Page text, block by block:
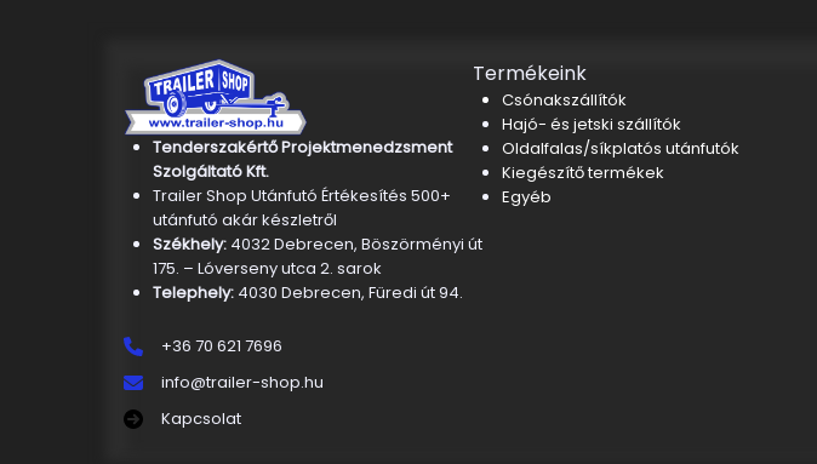
Tenderszakértő Projektmenedzsment
Szolgáltató Kft.
Trailer Shop Utánfutó Értékesítés 500+
utánfutó akár készletről
Székhely: 4032 Debrecen, Böszörményi út
175. – Lóverseny utca 2. sarok
Telephely: 4030 Debrecen, Füredi út 94.
+36 70 621 7696
info@trailer-shop.hu
Kapcsolat
Termékeink
Csónakszállítók
Hajó- és jetski szállítók
Oldalfalas/síkplatós utánfutók
Kiegészítő termékek
Egyéb